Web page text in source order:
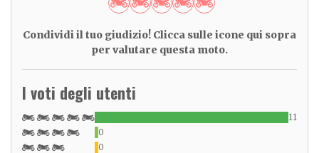
Condividi il tuo giudizio! Clicca sulle icone qui sopra
per valutare questa moto.
I voti degli utenti
11
0
0